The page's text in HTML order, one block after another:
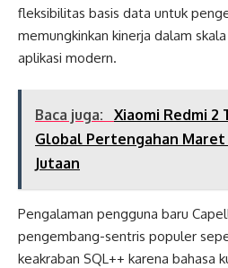
fleksibilitas basis data untuk
memungkinkan kinerja dalam
aplikasi modern.
Baca juga:
Xiaomi Redmi 2
Global Pertengahan Maret
Jutaan
Pengalaman pengguna baru
pengembang-sentris populer
keakraban SQL++ karena bahasa